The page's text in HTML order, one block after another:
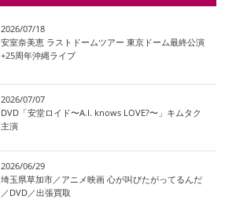
2026/07/18
安室奈美恵 ラストドームツアー 東京ドーム最終公演
+25周年沖縄ライブ
2026/07/07
DVD「安堂ロイド〜A.I. knows LOVE?〜」キムタク
主演
2026/06/29
埼玉県草加市／アニメ映画 心が叫びたがってるんだ
／DVD／出張買取